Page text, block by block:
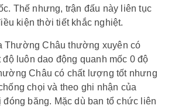
Thế nhưng, trận đấu này liên tục
kiện thời tiết khắc nghiệt.
Thường Châu thường xuyên có
luôn dao động quanh mốc 0 độ
Châu có chất lượng tốt nhưng
chọi và theo ghi nhận của
đóng băng. Mặc dù ban tổ chức liên